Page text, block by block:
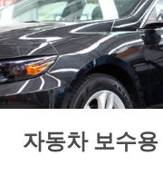
Aftermarket
sends
regular
emails
to
collision
professionals
Repair
Products.
Please
fill
out
the
form
below.
We
자동차 보수